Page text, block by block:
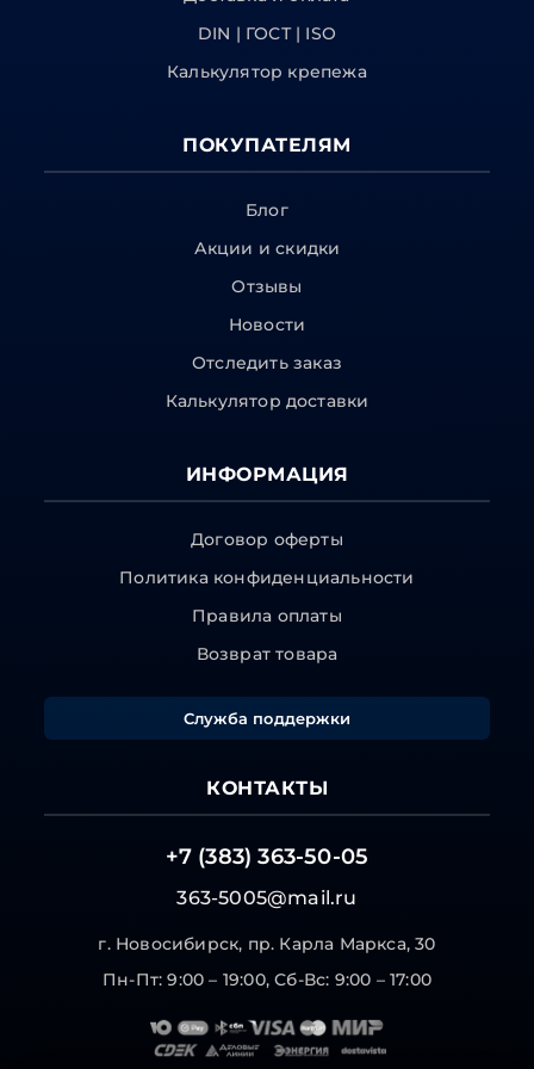
DIN | ГОСТ | ISO
Калькулятор крепежа
ПОКУПАТЕЛЯМ
Блог
Акции и скидки
Отзывы
Новости
Отследить заказ
Калькулятор доставки
ИНФОРМАЦИЯ
Договор оферты
Политика конфиденциальности
Правила оплаты
Возврат товара
Служба поддержки
КОНТАКТЫ
+7 (383) 363-50-05
363-5005@mail.ru
г. Новосибирск, пр. Карла Маркса, 30
Пн-Пт: 9:00 – 19:00, Сб-Вс: 9:00 – 17:00